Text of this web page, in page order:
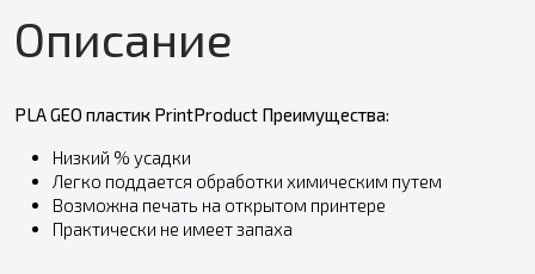
Описание
PLA GEO пластик PrintProduct Преимущества:
Низкий % усадки
Легко поддается обработки химическим путем
Возможна печать на открытом принтере
Практически не имеет запаха